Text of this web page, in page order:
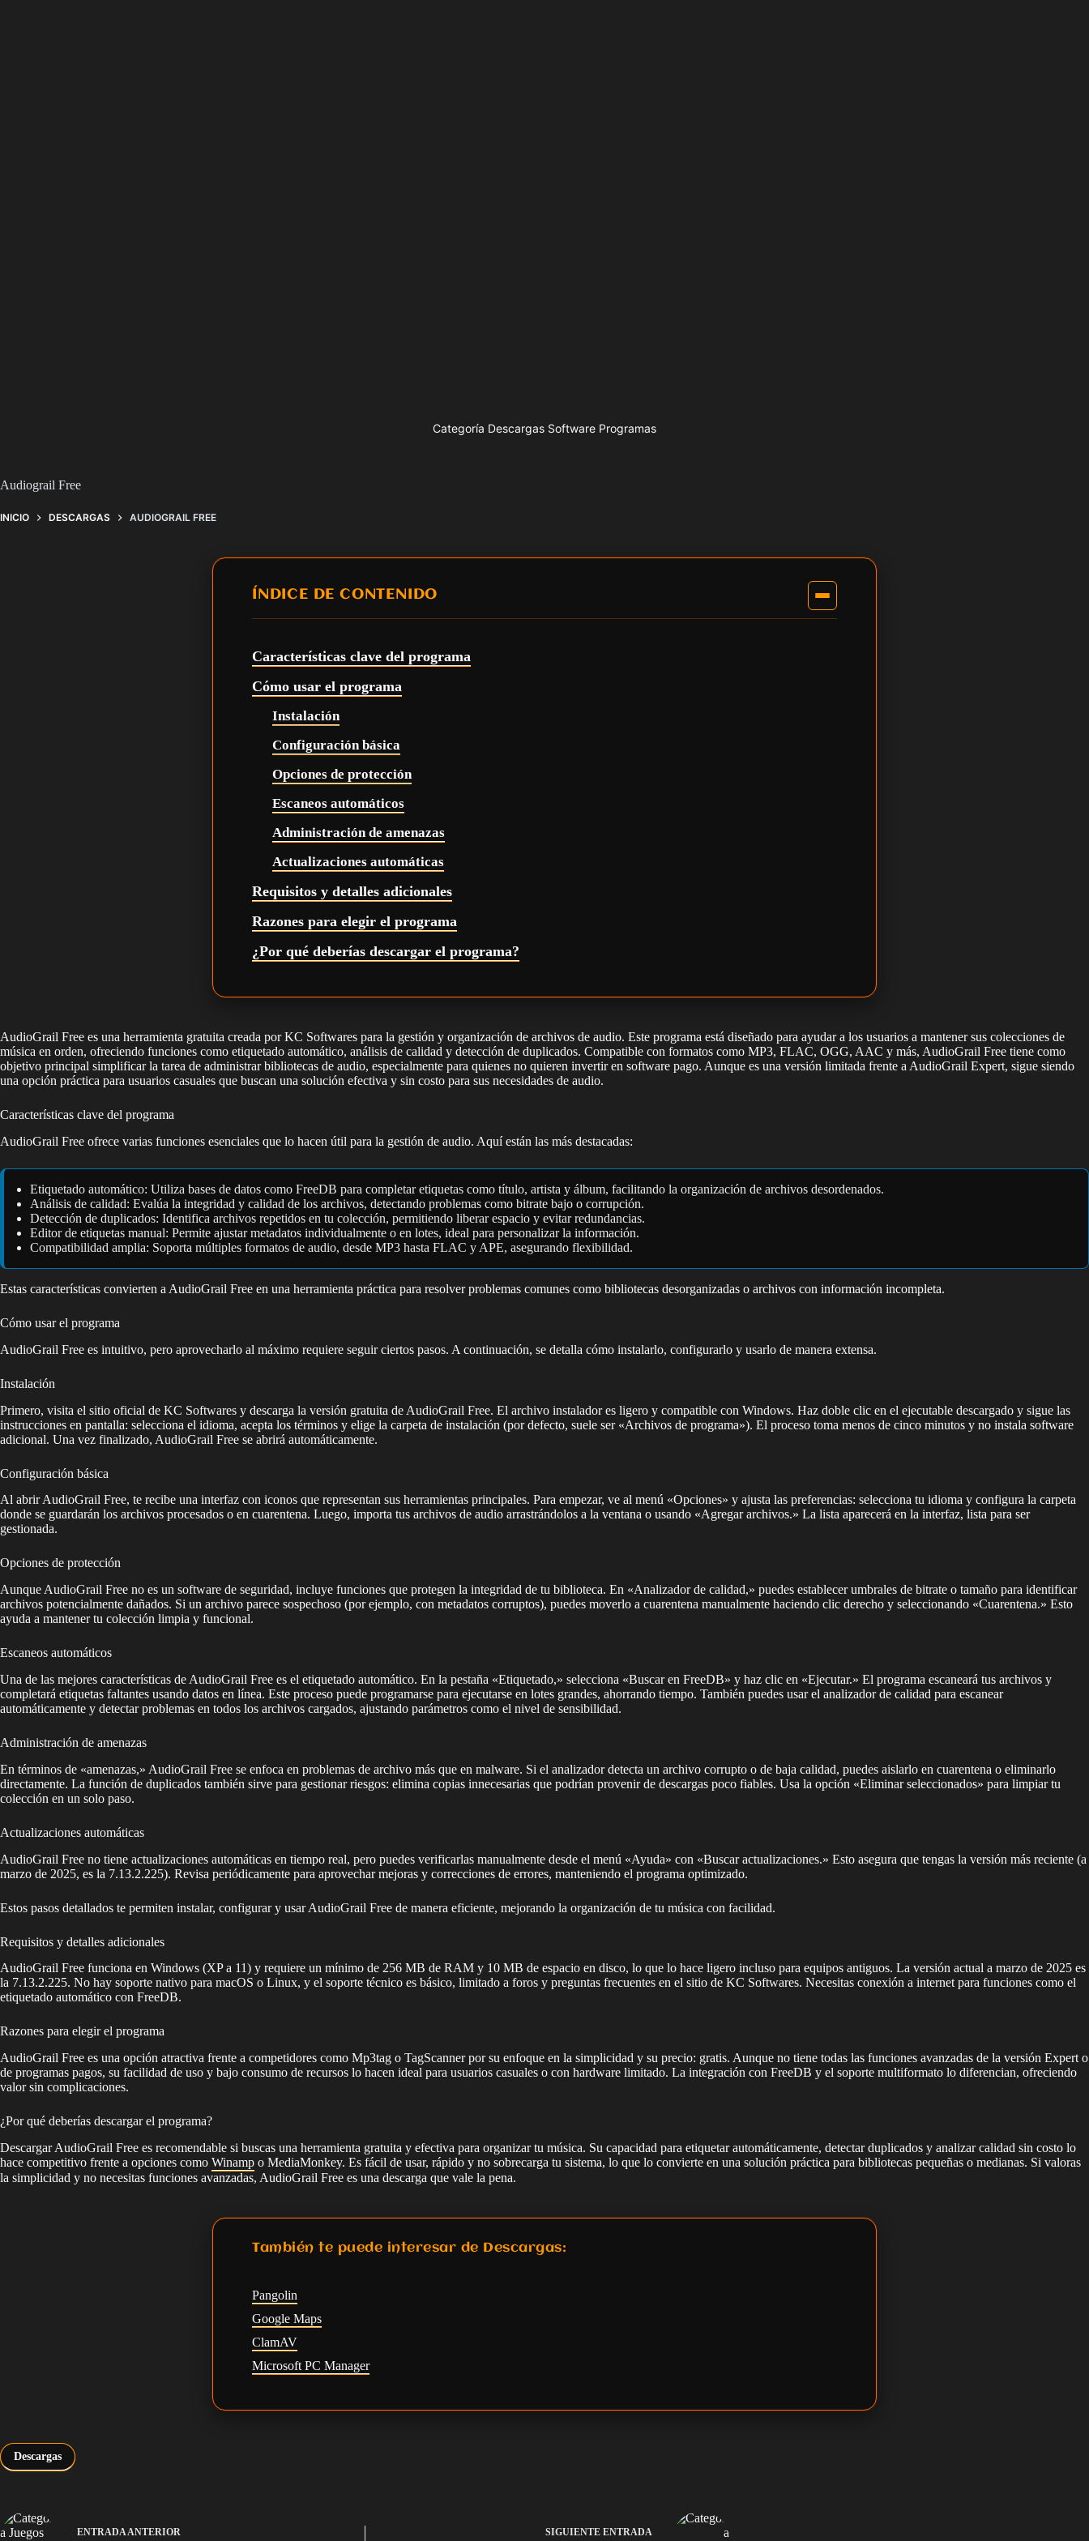
Categoría Descargas Software Programas
Audiograil Free
INICIO DESCARGAS AUDIOGRAIL FREE
ÍNDICE DE CONTENIDO
Características clave del programa
Cómo usar el programa
Instalación
Configuración básica
Opciones de protección
Escaneos automáticos
Administración de amenazas
Actualizaciones automáticas
Requisitos y detalles adicionales
Razones para elegir el programa
¿Por qué deberías descargar el programa?
AudioGrail Free es una herramienta gratuita creada por KC Softwares para la gestión y organización de archivos de audio. Este programa está diseñado para ayudar a los usuarios a mantener sus colecciones de
música en orden, ofreciendo funciones como etiquetado automático, análisis de calidad y detección de duplicados. Compatible con formatos como MP3, FLAC, OGG, AAC y más, AudioGrail Free tiene como
objetivo principal simplificar la tarea de administrar bibliotecas de audio, especialmente para quienes no quieren invertir en software pago. Aunque es una versión limitada frente a AudioGrail Expert, sigue siendo
una opción práctica para usuarios casuales que buscan una solución efectiva y sin costo para sus necesidades de audio.
Características clave del programa
AudioGrail Free ofrece varias funciones esenciales que lo hacen útil para la gestión de audio. Aquí están las más destacadas:
Etiquetado automático: Utiliza bases de datos como FreeDB para completar etiquetas como título, artista y álbum, facilitando la organización de archivos desordenados.
Análisis de calidad: Evalúa la integridad y calidad de los archivos, detectando problemas como bitrate bajo o corrupción.
Detección de duplicados: Identifica archivos repetidos en tu colección, permitiendo liberar espacio y evitar redundancias.
Editor de etiquetas manual: Permite ajustar metadatos individualmente o en lotes, ideal para personalizar la información.
Compatibilidad amplia: Soporta múltiples formatos de audio, desde MP3 hasta FLAC y APE, asegurando flexibilidad.
Estas características convierten a AudioGrail Free en una herramienta práctica para resolver problemas comunes como bibliotecas desorganizadas o archivos con información incompleta.
Cómo usar el programa
AudioGrail Free es intuitivo, pero aprovecharlo al máximo requiere seguir ciertos pasos. A continuación, se detalla cómo instalarlo, configurarlo y usarlo de manera extensa.
Instalación
Primero, visita el sitio oficial de KC Softwares y descarga la versión gratuita de AudioGrail Free. El archivo instalador es ligero y compatible con Windows. Haz doble clic en el ejecutable descargado y sigue las
instrucciones en pantalla: selecciona el idioma, acepta los términos y elige la carpeta de instalación (por defecto, suele ser «Archivos de programa»). El proceso toma menos de cinco minutos y no instala software
adicional. Una vez finalizado, AudioGrail Free se abrirá automáticamente.
Configuración básica
Al abrir AudioGrail Free, te recibe una interfaz con iconos que representan sus herramientas principales. Para empezar, ve al menú «Opciones» y ajusta las preferencias: selecciona tu idioma y configura la carpeta
donde se guardarán los archivos procesados o en cuarentena. Luego, importa tus archivos de audio arrastrándolos a la ventana o usando «Agregar archivos.» La lista aparecerá en la interfaz, lista para ser
gestionada.
Opciones de protección
Aunque AudioGrail Free no es un software de seguridad, incluye funciones que protegen la integridad de tu biblioteca. En «Analizador de calidad,» puedes establecer umbrales de bitrate o tamaño para identificar
archivos potencialmente dañados. Si un archivo parece sospechoso (por ejemplo, con metadatos corruptos), puedes moverlo a cuarentena manualmente haciendo clic derecho y seleccionando «Cuarentena.» Esto
ayuda a mantener tu colección limpia y funcional.
Escaneos automáticos
Una de las mejores características de AudioGrail Free es el etiquetado automático. En la pestaña «Etiquetado,» selecciona «Buscar en FreeDB» y haz clic en «Ejecutar.» El programa escaneará tus archivos y
completará etiquetas faltantes usando datos en línea. Este proceso puede programarse para ejecutarse en lotes grandes, ahorrando tiempo. También puedes usar el analizador de calidad para escanear
automáticamente y detectar problemas en todos los archivos cargados, ajustando parámetros como el nivel de sensibilidad.
Administración de amenazas
En términos de «amenazas,» AudioGrail Free se enfoca en problemas de archivo más que en malware. Si el analizador detecta un archivo corrupto o de baja calidad, puedes aislarlo en cuarentena o eliminarlo
directamente. La función de duplicados también sirve para gestionar riesgos: elimina copias innecesarias que podrían provenir de descargas poco fiables. Usa la opción «Eliminar seleccionados» para limpiar tu
colección en un solo paso.
Actualizaciones automáticas
AudioGrail Free no tiene actualizaciones automáticas en tiempo real, pero puedes verificarlas manualmente desde el menú «Ayuda» con «Buscar actualizaciones.» Esto asegura que tengas la versión más reciente (a
marzo de 2025, es la 7.13.2.225). Revisa periódicamente para aprovechar mejoras y correcciones de errores, manteniendo el programa optimizado.
Estos pasos detallados te permiten instalar, configurar y usar AudioGrail Free de manera eficiente, mejorando la organización de tu música con facilidad.
Requisitos y detalles adicionales
AudioGrail Free funciona en Windows (XP a 11) y requiere un mínimo de 256 MB de RAM y 10 MB de espacio en disco, lo que lo hace ligero incluso para equipos antiguos. La versión actual a marzo de 2025 es
la 7.13.2.225. No hay soporte nativo para macOS o Linux, y el soporte técnico es básico, limitado a foros y preguntas frecuentes en el sitio de KC Softwares. Necesitas conexión a internet para funciones como el
etiquetado automático con FreeDB.
Razones para elegir el programa
AudioGrail Free es una opción atractiva frente a competidores como Mp3tag o TagScanner por su enfoque en la simplicidad y su precio: gratis. Aunque no tiene todas las funciones avanzadas de la versión Expert o
de programas pagos, su facilidad de uso y bajo consumo de recursos lo hacen ideal para usuarios casuales o con hardware limitado. La integración con FreeDB y el soporte multiformato lo diferencian, ofreciendo
valor sin complicaciones.
¿Por qué deberías descargar el programa?
Descargar AudioGrail Free es recomendable si buscas una herramienta gratuita y efectiva para organizar tu música. Su capacidad para etiquetar automáticamente, detectar duplicados y analizar calidad sin costo lo
hace competitivo frente a opciones como Winamp o MediaMonkey. Es fácil de usar, rápido y no sobrecarga tu sistema, lo que lo convierte en una solución práctica para bibliotecas pequeñas o medianas. Si valoras
la simplicidad y no necesitas funciones avanzadas, AudioGrail Free es una descarga que vale la pena.
También te puede interesar de Descargas:
Pangolin
Google Maps
ClamAV
Microsoft PC Manager
Descargas
ENTRADA ANTERIOR SIGUIENTE ENTRADA